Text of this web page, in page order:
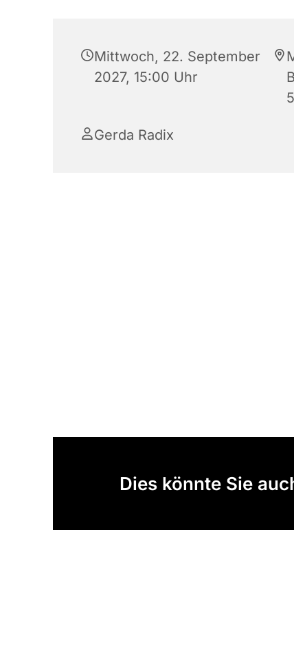
Mittwoch, 22. September
2027, 15:00 Uhr
Gerda Radix
Dies könnte Sie